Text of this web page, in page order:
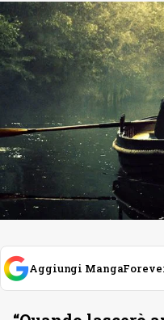
Aggiungi